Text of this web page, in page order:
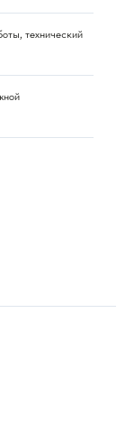
технический